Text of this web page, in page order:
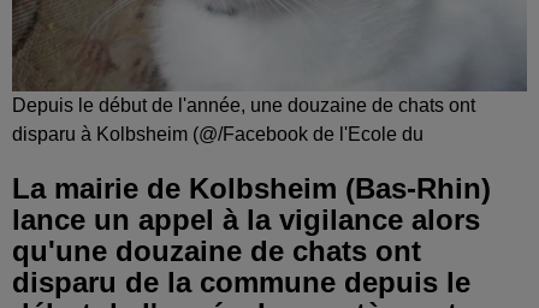
Depuis le début de l'année, une douzaine de chats ont
disparu à Kolbsheim (@/Facebook de l'Ecole du
La mairie de Kolbsheim (Bas-Rhin)
lance un appel à la vigilance alors
qu'une douzaine de chats ont
disparu de la commune depuis le